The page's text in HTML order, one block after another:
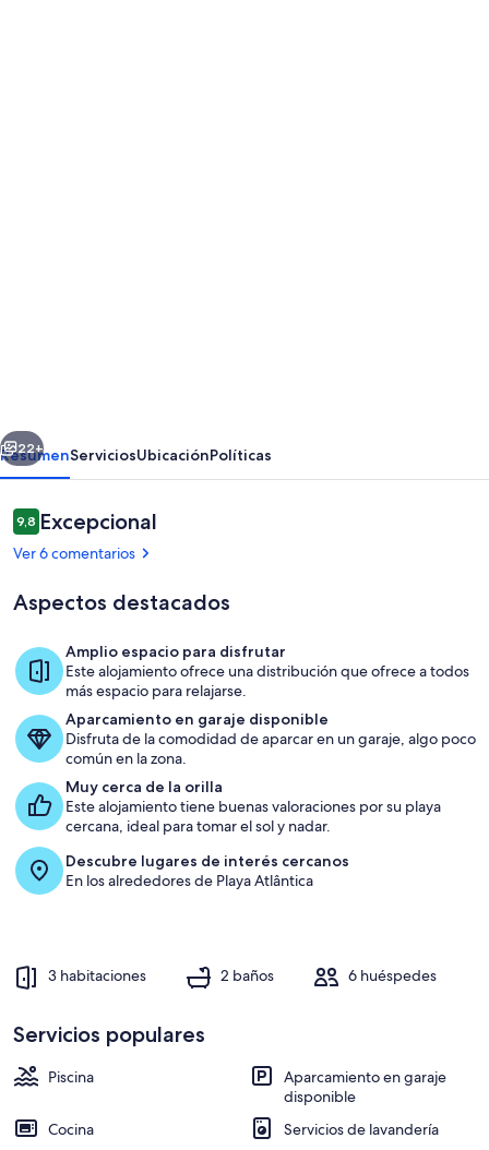
de
3
dormitorios,
fantástica
terrazas,
50
metros
de
playa
Siguiente
22+
ResumenServiciosUbicaciónPolíticas
Comentarios
9,89,8 de 10
Excepcional
Ver 6 comentarios
Aspectos destacados
Amplio espacio para disfrutar
Este alojamiento ofrece una distribución que ofrece a todos
más espacio para relajarse.
Aparcamiento en garaje disponible
Disfruta de la comodidad de aparcar en un garaje, algo poco
común en la zona.
Muy cerca de la orilla
Este alojamiento tiene buenas valoraciones por su playa
cercana, ideal para tomar el sol y nadar.
Descubre lugares de interés cercanos
En los alrededores de Playa Atlântica
3 habitaciones 2 baños 6 huéspedes
Servicios populares
Piscina
Aparcamiento en garaje
disponible
Cocina
Servicios de lavandería